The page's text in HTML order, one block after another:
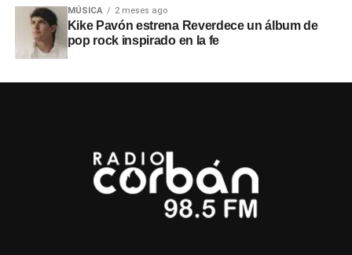
MÚSICA 2 meses ago
Kike Pavón estrena Reverdece un álbum de
pop rock inspirado en la fe